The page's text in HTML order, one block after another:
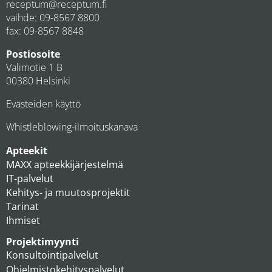
receptum@receptum.fi
vaihde: 09-8567 8800
fax: 09-8567 8848
Postiosoite
Valimotie 1 B
00380 Helsinki
Evästeiden käyttö
Whistleblowing-ilmoituskanava
Apteekit
MAXX apteekkijärjestelmä
IT-palvelut
Kehitys- ja muutosprojektit
Tarinat
Ihmiset
Projektimyynti
Konsultointipalvelut
Ohjelmistokehityspalvelut